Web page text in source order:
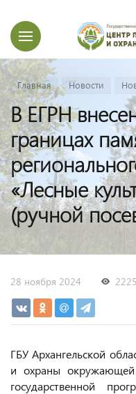
Главная Новости
В ЕГРН
границах
«Лесные
(ручной
28 ноября 2024 2225
ГБУ Архангельской
и охраны окружающей
государственной